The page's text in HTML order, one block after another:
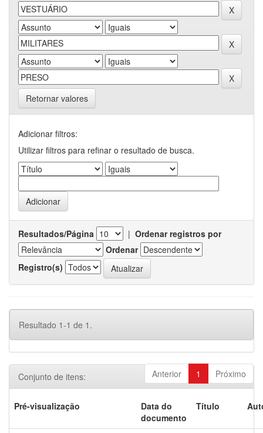
Retornar valores
Adicionar filtros:
Utilizar filtros para refinar o resultado de busca.
Resultados/Página | Ordenar registros por
Ordenar
Registro(s)
Resultado 1-1 de 1.
Anterior 1 Próximo
Conjunto de itens:
Pré-visualização
Data do
documento
Título